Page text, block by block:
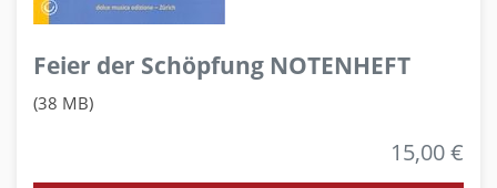
Feier der Schöpfung NOTENHEFT
(38 MB)
15,00 €